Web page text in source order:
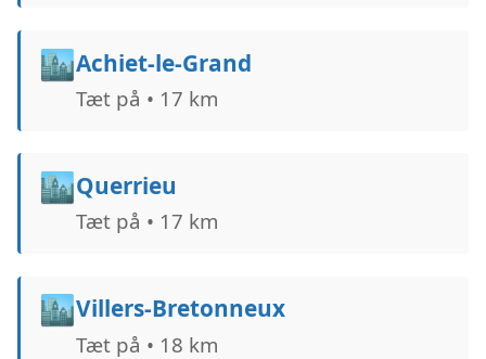
🏙️Achiet-le-Grand
Tæt på • 17 km
🏙️Querrieu
Tæt på • 17 km
🏙️Villers-Bretonneux
Tæt på • 18 km